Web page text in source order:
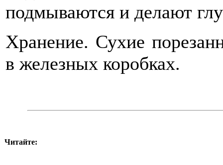
подмываются и делают
Хранение. Сухие
в железных коробках.
Читайте: